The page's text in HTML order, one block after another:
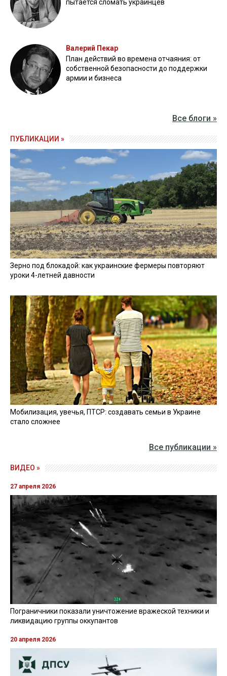
пытается сломать украинцев
Валерий Пекар
План действий во времена отчаяния: от
собственной безопасности до поддержки
армии и бизнеса
Все блоги »
ПУБЛИКАЦИИ »
Зерно под блокадой: как украинские фермеры повторяют
уроки 4-летней давности
Мобилизация, увечья, ПТСР: создавать семьи в Украине
стало сложнее
Все публикации »
ВИДЕО »
27 апреля 2026
Пограничники показали уничтожение вражеской техники и
ликвидацию группы оккупантов
20 апреля 2026